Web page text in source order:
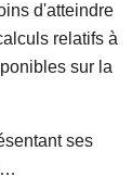
d'atteindre
relatifs à
sur la
ses